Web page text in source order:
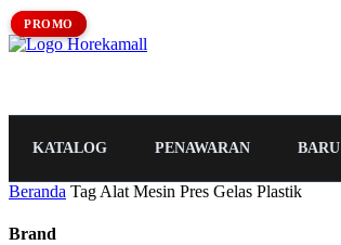
KATALOG PENAWARAN BARU
Beranda Tag Alat Mesin Pres Gelas Plastik
Brand
PROMO
PROMO